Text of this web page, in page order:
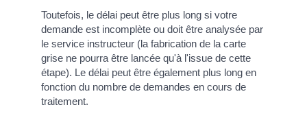
Toutefois, le délai peut être plus long si votre
demande est incomplète ou doit être analysée par
le service instructeur (la fabrication de la carte
grise ne pourra être lancée qu'à l'issue de cette
étape). Le délai peut être également plus long en
fonction du nombre de demandes en cours de
traitement.